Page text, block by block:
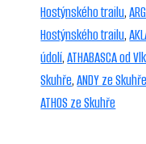
Hostýnského trailu,
Hostýnského trailu,
údolí,ATHABASCA od
Skuhře,ANDY ze
ATHOS ze Skuhře